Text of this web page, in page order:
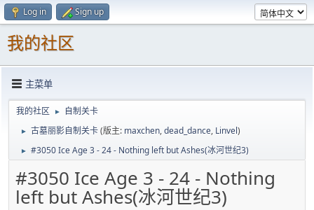
Log in Sign up
我的社区
主菜单
我的社区 ► 自制关卡
► 古墓丽影自制关卡(版主: maxchen,dead_dance, Linvel)
► #3050 Ice Age 3 - 24 - Nothing left but Ashes(冰河世纪3)
#3050 Ice Age 3 - 24 - Nothing
left but Ashes(冰河世纪3)